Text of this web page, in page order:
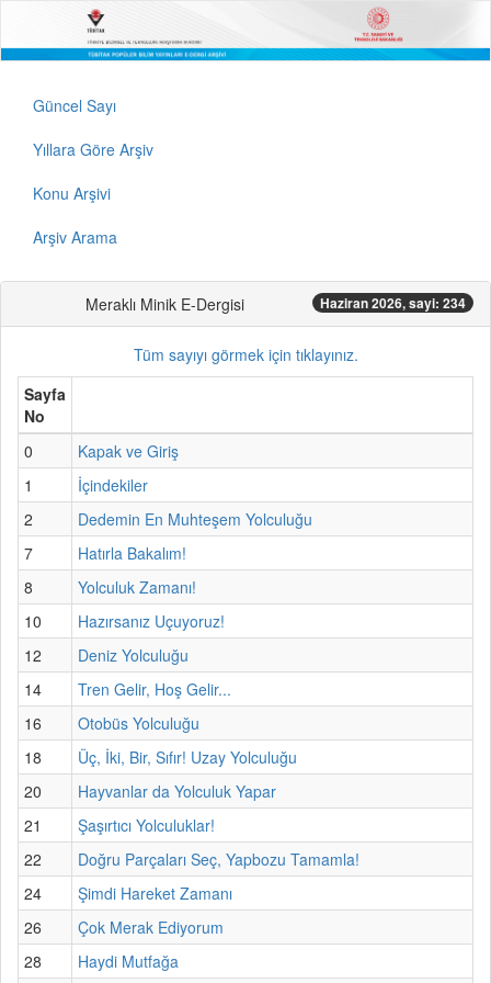
Güncel Sayı
Yıllara Göre Arşiv
Konu Arşivi
Arşiv Arama
Meraklı Minik E-Dergisi Haziran 2026, sayi: 234
Tüm sayıyı görmek için tıklayınız.
Sayfa
No
0
Kapak ve Giriş
1
İçindekiler
2
Dedemin En Muhteşem Yolculuğu
7
Hatırla Bakalım!
8
Yolculuk Zamanı!
10
Hazırsanız Uçuyoruz!
12
Deniz Yolculuğu
14
Tren Gelir, Hoş Gelir...
16
Otobüs Yolculuğu
18
Üç, İki, Bir, Sıfır! Uzay Yolculuğu
20
Hayvanlar da Yolculuk Yapar
21
Şaşırtıcı Yolculuklar!
22
Doğru Parçaları Seç, Yapbozu Tamamla!
24
Şimdi Hareket Zamanı
26
Çok Merak Ediyorum
28
Haydi Mutfağa